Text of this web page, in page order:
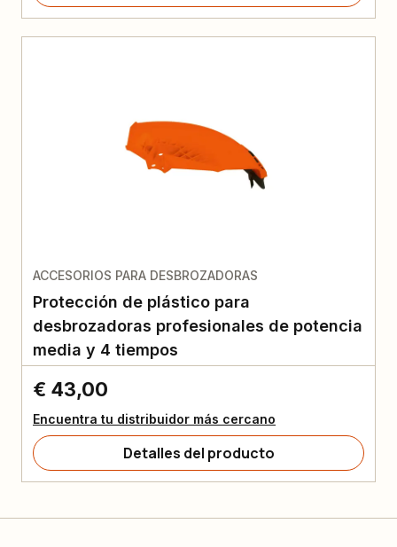
ACCESORIOS PARA DESBROZADORAS
Protección de plástico para
desbrozadoras profesionales de potencia
media y 4 tiempos
€ 43,00
Encuentra tu distribuidor más cercano
Detalles del producto